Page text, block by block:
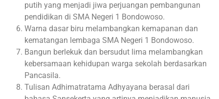
putih yang menjadi jiwa perjuangan pembangunan
pendidikan di SMA Negeri 1 Bondowoso.
Warna dasar biru melambangkan kemapanan dan
kematangan lembaga SMA Negeri 1 Bondowoso.
Bangun berlekuk dan bersudut lima melambangkan
kebersamaan kehidupan warga sekolah berdasarkan
Pancasila.
Tulisan Adhimatratama Adhyayana berasal dari